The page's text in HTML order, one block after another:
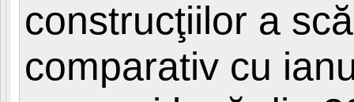
construcţiilor a
comparativ cu